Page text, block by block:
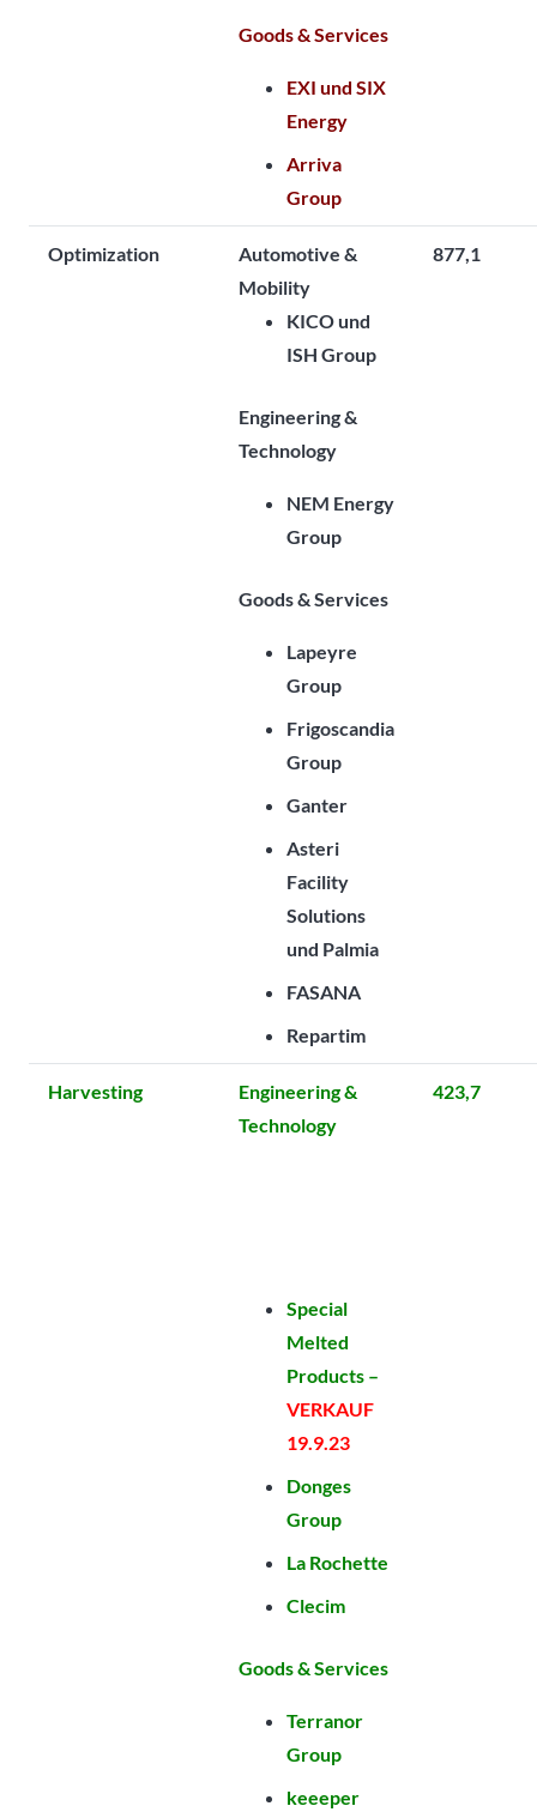
Goods & Services
EXI und SIX
Energy
Arriva
Group
Optimization
Automotive &
Mobility
KICO und
ISH Group
Engineering &
Technology
NEM Energy
Group
Goods & Services
Lapeyre
Group
Frigoscandia
Group
Ganter
Asteri
Facility
Solutions
und Palmia
FASANA
Repartim
877,1
Harvesting
Engineering &
Technology
Special
Melted
Products –
VERKAUF
19.9.23
Donges
Group
La Rochette
Clecim
Goods & Services
Terranor
Group
keeeper
423,7